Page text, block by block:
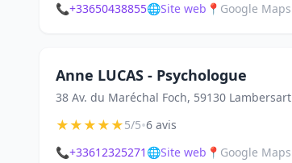
📞+33650438855🌐Site web 📍 Google Maps
Anne LUCAS - Psychologue
38 Av. du Maréchal Foch, 59130 Lambersart
★★★★★5/5•6 avis
📞+33612325271 🌐Site web 📍 Google Maps